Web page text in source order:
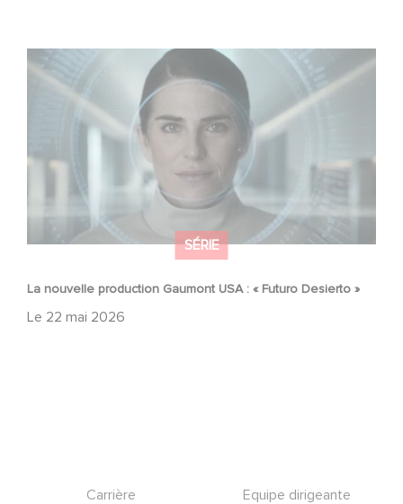
SÉRIE
La nouvelle production Gaumont USA : « Futuro Desierto »
Le 22 mai 2026
La nouvelle production Gaumont USA : « Futuro Desierto
Carrière Equipe dirigeante